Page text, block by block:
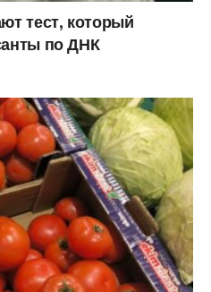
тест, который
по ДНК